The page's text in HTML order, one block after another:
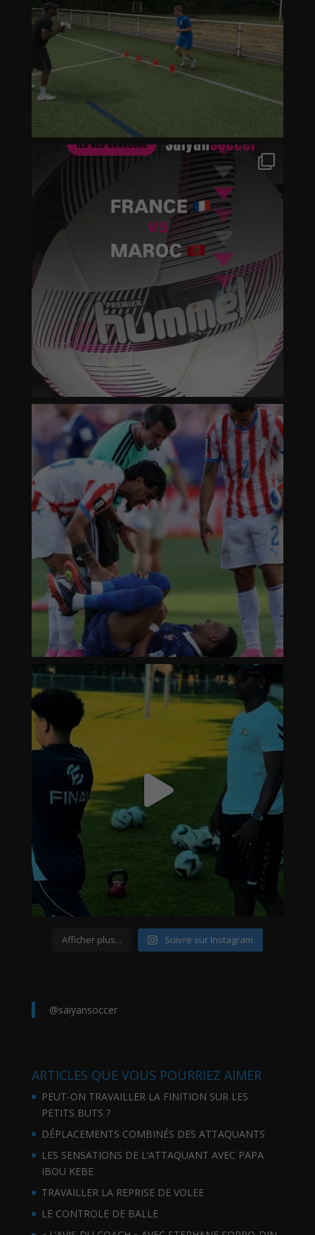
Afficher plus... Suivre sur Instagram
@saiyansoccer
ARTICLES QUE VOUS POURRIEZ AIMER
PEUT-ON TRAVAILLER LA FINITION SUR LES
PETITS BUTS ?
DÉPLACEMENTS COMBINÉS DES ATTAQUANTS
LES SENSATIONS DE L’ATTAQUANT AVEC PAPA
IBOU KEBE
TRAVAILLER LA REPRISE DE VOLEE
LE CONTROLE DE BALLE